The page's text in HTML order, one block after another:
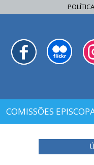
COMISSÕES